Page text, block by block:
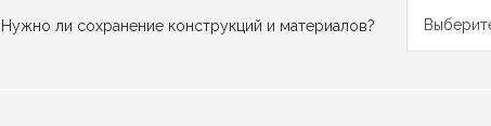
Нужно ли сохранение конструкций и материалов?